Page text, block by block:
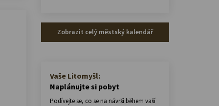
Zobrazit celý městský kalendář
Vaše Litomyšl:
Naplánujte si pobyt
Podívejte se, co se na návrší během vaší